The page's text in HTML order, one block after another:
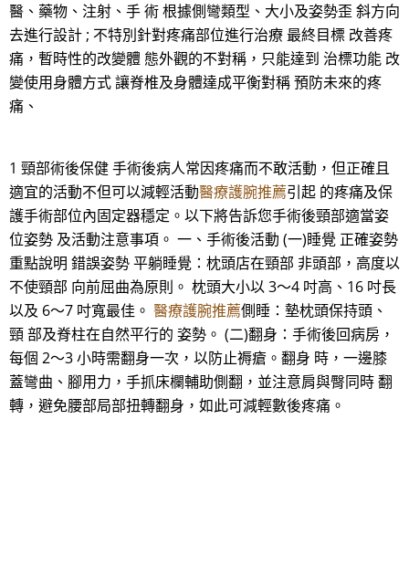
醫、藥物、注射、手 術 根據側彎類型、大小及姿勢歪 斜方向
去進行設計 ; 不特別針對疼痛部位進行治療 最終目標 改善疼
痛，暫時性的改變體 態外觀的不對稱，只能達到 治標功能 改
變使用身體方式 讓脊椎及身體達成平衡對稱 預防未來的疼
痛、
1 頸部術後保健 手術後病人常因疼痛而不敢活動，但正確且
適宜的活動不但可以減輕活動醫療護腕推薦引起 的疼痛及保
護手術部位內固定器穩定。以下將告訴您手術後頸部適當姿
位姿勢 及活動注意事項。 一、手術後活動 (一)睡覺 正確姿勢
重點說明 錯誤姿勢 平躺睡覺：枕頭店在頸部 非頭部，高度以
不使頸部 向前屈曲為原則。 枕頭大小以 3～4 吋高、16 吋長
以及 6～7 吋寬最佳。 醫療護腕推薦側睡：墊枕頭保持頭、
頸 部及脊柱在自然平行的 姿勢。 (二)翻身：手術後回病房，
每個 2～3 小時需翻身一次，以防止褥瘡。翻身 時，一邊膝
蓋彎曲、腳用力，手抓床欄輔助側翻，並注意肩與臀同時 翻
轉，避免腰部局部扭轉翻身，如此可減輕數後疼痛。